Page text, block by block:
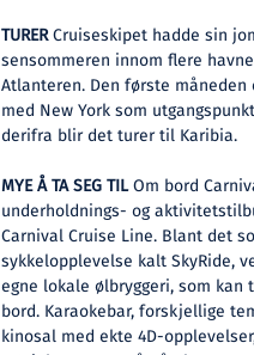
TURERCruiseskipet hadde sin
sensommeren innom flere
Atlanteren. Den første
med New York som
derifra blir det turer til Karibia.
MYE Å TA SEG TILOm bord
underholdnings- og
Carnival Cruise Line. Blant det
sykkelopplevelse kalt SkyRide,
egne lokale ølbryggeri, som
bord. Karaokebar, forskjellige
kinosal med ekte 4D-